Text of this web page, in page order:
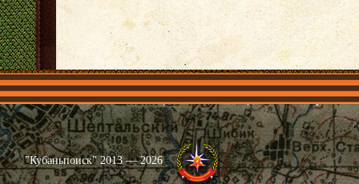
Главная Имена Общественные объединения Проекты
"Кубаньпоиск" 2013 — 2026